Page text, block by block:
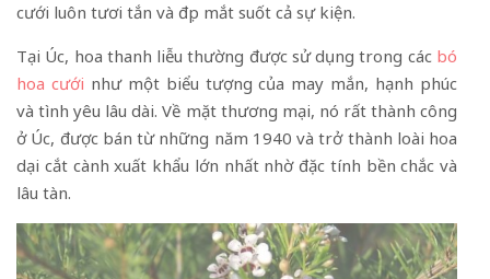
cưới luôn tươi tắn và đẹp mắt suốt cả sự kiện.
Tại Úc, hoa thanh liễu thường được sử dụng trong các bó
hoa cưới như một biểu tượng của may mắn, hạnh phúc
và tình yêu lâu dài. Về mặt thương mại, nó rất thành công
ở Úc, được bán từ những năm 1940 và trở thành loài hoa
dại cắt cành xuất khẩu lớn nhất nhờ đặc tính bền chắc và
lâu tàn.